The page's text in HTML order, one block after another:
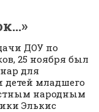
ДОУ по
25 ноября был
для
детей младшего
народным
Элькис